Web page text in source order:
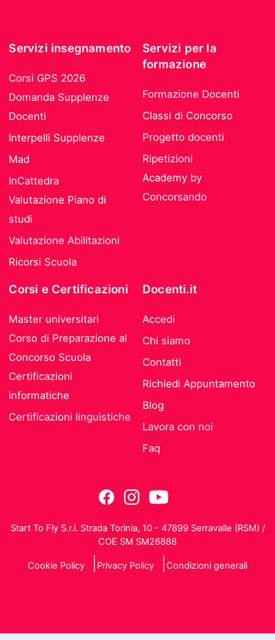
Servizi insegnamento
Corsi GPS 2026
Domanda Supplenze
Docenti
Interpelli Supplenze
Mad
InCattedra
Valutazione Piano di
studi
Valutazione Abilitazioni
Ricorsi Scuola
Servizi per la
formazione
Formazione Docenti
Classi di Concorso
Progetto docenti
Ripetizioni
Academy by
Concorsando
Corsi e Certificazioni
Master universitari
Corso di Preparazione al
Concorso Scuola
Certificazioni
informatiche
Certificazioni linguistiche
Docenti.it
Accedi
Chi siamo
Contatti
Richiedi Appuntamento
Blog
Lavora con noi
Faq
Start To Fly S.r.l. Strada Torinia, 10 - 47899 Serravalle (RSM) /
COE SM SM26888
Cookie Policy Privacy Policy Condizioni generali